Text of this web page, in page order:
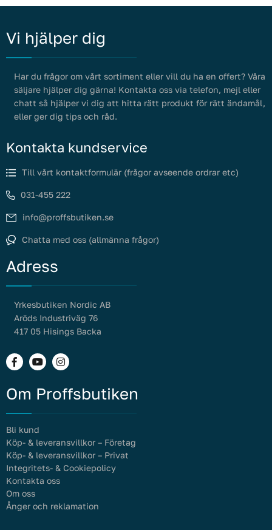
Vi hjälper dig
Har du frågor om vårt sortiment eller vill du ha en offert? Våra
säljare hjälper dig gärna! Kontakta oss via telefon, mejl eller
chatt så hjälper vi dig att hitta rätt produkt för rätt ändamål,
eller ger dig tips och råd.
Kontakta kundservice
Till vårt kontaktformulär (frågor avseende ordrar etc)
031-455 222
info@proffsbutiken.se
Chatta med oss (allmänna frågor)
Adress
Yrkesbutiken Nordic AB
Aröds Industriväg 76
417 05 Hisings Backa
Om Proffsbutiken
Bli kund
Köp- & leveransvillkor – Företag
Köp- & leveransvillkor – Privat
Integritets- & Cookiepolicy
Kontakta oss
Om oss
Ånger och reklamation